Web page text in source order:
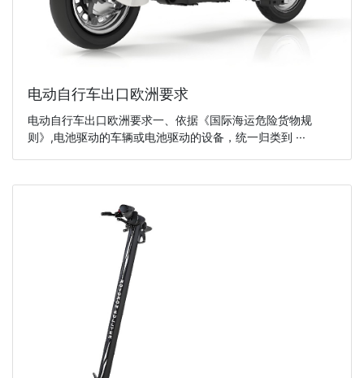
电动自行车出口欧洲要求
电动自行车出口欧洲要求一、依据《国际海运危险货物规
则》,电池驱动的车辆或电池驱动的设备，统一归类到 ···